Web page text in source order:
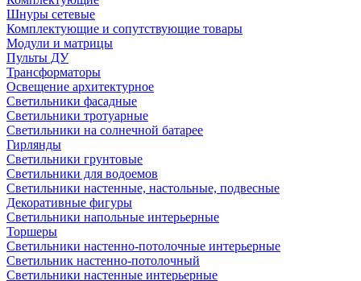
Шнуры сетевые
Комплектующие и сопутствующие товары
Модули и матрицы
Пульты ДУ
Трансформаторы
Освещение архитектурное
Светильники фасадные
Светильники тротуарные
Светильники на солнечной батарее
Гирлянды
Светильники грунтовые
Светильники для водоемов
Светильники настенные, настольные, подвесные
Декоративные фигуры
Светильники напольные интерьерные
Торшеры
Светильники настенно-потолочные интерьерные
Светильник настенно-потолочный
Светильники настенные интерьерные